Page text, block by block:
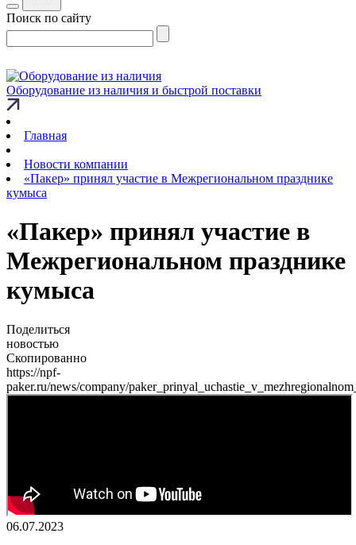
Поиск по сайту
Оборудование из наличия и быстрой поставки
Главная
Новости компании
«Пакер» принял участие в Межрегиональном празднике
кумыса
«Пакер» принял участие в
Межрегиональном празднике
кумыса
Поделиться
новостью
Скопированно
https://npf-
paker.ru/news/company/
06.07.2023